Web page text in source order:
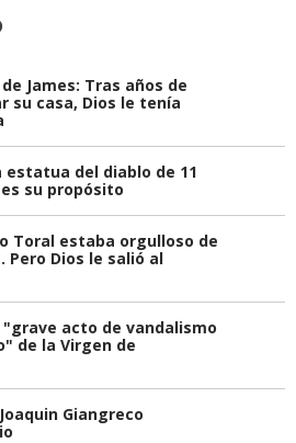
James: Tras años de
su casa, Dios le tenía
del diablo de 11
su propósito
Toral estaba orgulloso de
Dios le salió al
acto de vandalismo
de la Virgen de
Giangreco